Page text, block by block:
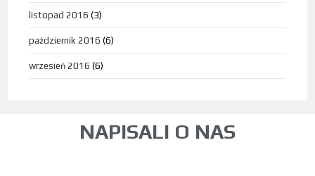
listopad 2016 (3)
październik 2016 (6)
wrzesień 2016 (6)
NAPISALI O NAS